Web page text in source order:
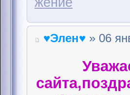
♥Элен♥ » 06